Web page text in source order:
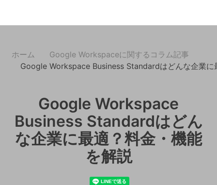
ホーム
Google Workspaceに関するコラム記事
Google Workspace Business Standardはどんな企業に
Google Workspace
Business Standardはどん
な企業に最適？料金・機能
を解説